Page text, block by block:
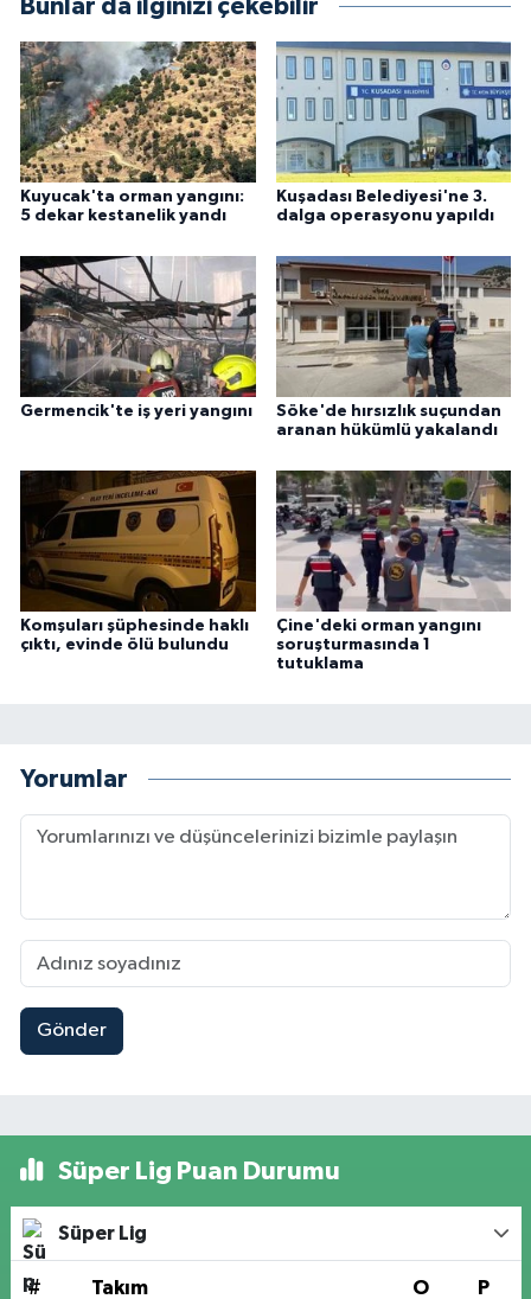
Bunlar da ilginizi çekebilir
Kuyucak'ta orman yangını:
5 dekar kestanelik yandı
Kuşadası Belediyesi'ne 3.
dalga operasyonu yapıldı
Germencik'te iş yeri yangını
Söke'de hırsızlık suçundan
aranan hükümlü yakalandı
Komşuları şüphesinde haklı
çıktı, evinde ölü bulundu
Çine'deki orman yangını
soruşturmasında 1
tutuklama
Yorumlar
Gönder
Süper Lig Puan Durumu
Süper Lig
# Takım O P